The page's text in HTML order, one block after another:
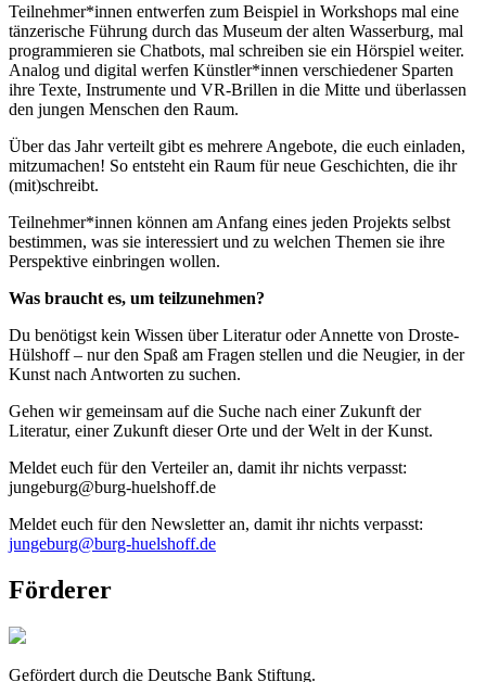
Teilnehmer*innen entwerfen zum Beispiel in Workshops mal eine
tänzerische Führung durch das Museum der alten Wasserburg, mal
programmieren sie Chatbots, mal schreiben sie ein Hörspiel weiter.
Analog und digital werfen Künstler*innen verschiedener Sparten
ihre Texte, Instrumente und VR-Brillen in die Mitte und überlassen
den jungen Menschen den Raum.
Über das Jahr verteilt gibt es mehrere Angebote, die euch einladen,
mitzumachen! So entsteht ein Raum für neue Geschichten, die ihr
(mit)schreibt.
Teilnehmer*innen können am Anfang eines jeden Projekts selbst
bestimmen, was sie interessiert und zu welchen Themen sie ihre
Perspektive einbringen wollen.
Was braucht es, um teilzunehmen?
Du benötigst kein Wissen über Literatur oder Annette von Droste-
Hülshoff – nur den Spaß am Fragen stellen und die Neugier, in der
Kunst nach Antworten zu suchen.
Gehen wir gemeinsam auf die Suche nach einer Zukunft der
Literatur, einer Zukunft dieser Orte und der Welt in der Kunst.
Meldet euch für den Verteiler an, damit ihr nichts verpasst:
jungeburg@burg-huelshoff.de
Meldet euch für den Newsletter an, damit ihr nichts verpasst:
jungeburg@burg-huelshoff.de
Förderer
Gefördert durch die Deutsche Bank Stiftung.